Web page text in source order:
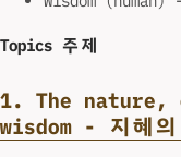
Topics 주제
1. The
wisdom - 지혜